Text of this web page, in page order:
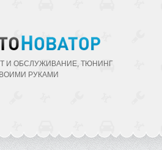
И ОБСЛУЖИВАНИЕ, ТЮНИНГ
РУКАМИ